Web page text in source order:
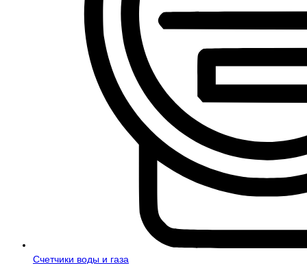
Счетчики воды и газа